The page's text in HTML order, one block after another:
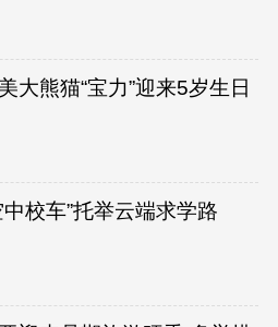
大熊猫“宝力”迎来5岁生日
中校车”托举云端求学路